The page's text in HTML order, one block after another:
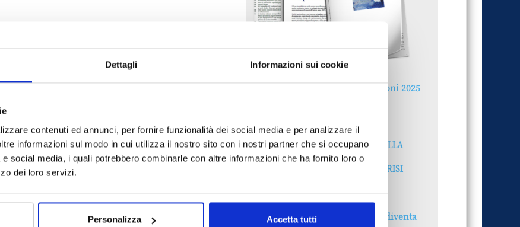
Dettagli Informazioni sui cookie
contenuti ed annunci, per fornire funzionalità dei social media e per analizzare il
informazioni sul modo in cui utilizza il nostro sito con i nostri partner che si occupano
social media, i quali potrebbero combinarle con altre informazioni che ha fornito loro o
dei loro servizi.
Personalizza Accetta tutti
per chi opera nella gestione...
Commissione parlamentare di inchiesta sulle attività
Reclami e sanzioni 2025
LA GESTIONE DELLA
REPUTAZIONE.
RECENSIONI E CRISI
30 Giugno 2026
Il “Modulo CAI” diventa